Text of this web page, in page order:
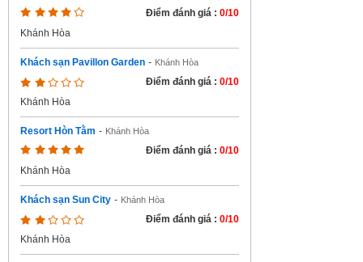
Điểm đánh giá : 0/10
Khánh Hòa
Khách sạn Pavillon Garden - Khánh Hòa
Điểm đánh giá : 0/10
Khánh Hòa
Resort Hòn Tằm - Khánh Hòa
Điểm đánh giá : 0/10
Khánh Hòa
Khách sạn Sun City - Khánh Hòa
Điểm đánh giá : 0/10
Khánh Hòa